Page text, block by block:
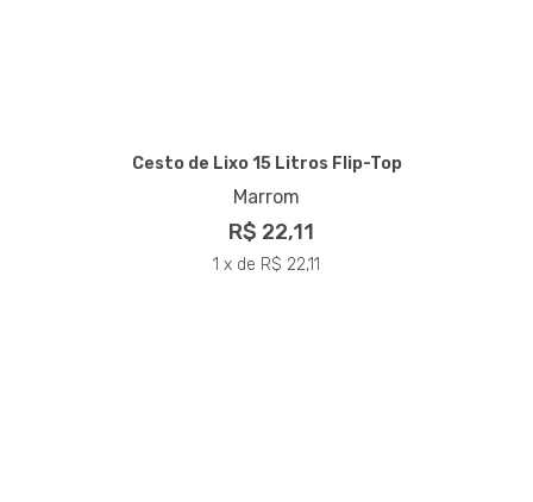
Cesto de Lixo 15 Litros Flip-Top
Marrom
R$ 22,11
1 x de R$ 22,11